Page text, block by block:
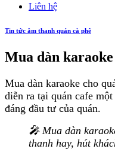
Liên hệ
Tin tức âm thanh quán cà phê
Mua dàn
Mua dàn karaoke cho
diễn ra tại quán cafe
đáng đầu tư của quán.
🎤 Mua dàn
thanh hay, hút